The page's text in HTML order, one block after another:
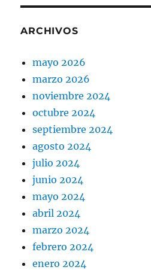
ARCHIVOS
mayo 2026
marzo 2026
noviembre 2024
octubre 2024
septiembre 2024
agosto 2024
julio 2024
junio 2024
mayo 2024
abril 2024
marzo 2024
febrero 2024
enero 2024